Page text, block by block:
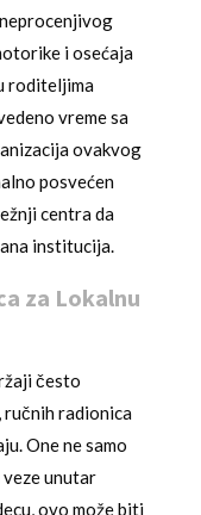
i osećaja
roditeljima
vreme sa
ovakvog
posvećen
centra da
institucija.
za Lokalnu
često
radionica
One ne samo
unutar
ovo može biti